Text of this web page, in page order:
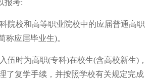
报考:
院校和高等职业院校中的应届普通高职
称应届毕业生)。
伍时为高职(专科)在校生(含高校新生)，
了复学手续，并按照学校有关规定完成